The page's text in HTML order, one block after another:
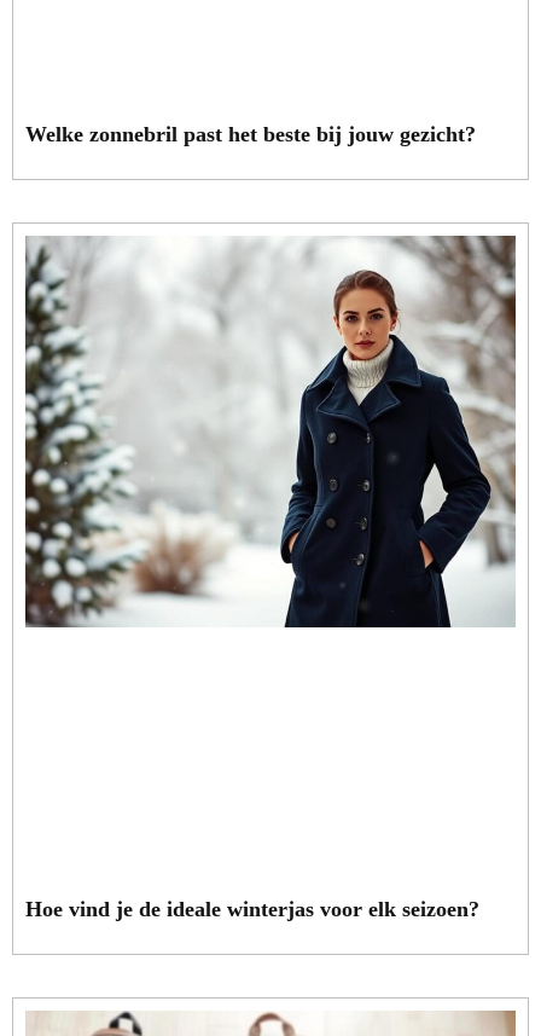
Welke zonnebril past het beste bij jouw gezicht?
Hoe vind je de ideale winterjas voor elk seizoen?